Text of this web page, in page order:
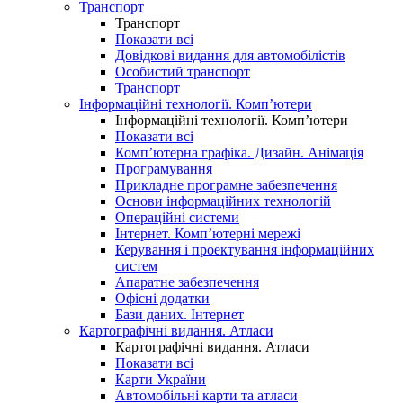
Транспорт
Транспорт
Показати всі
Довідкові видання для автомобілістів
Особистий транспорт
Транспорт
Інформаційні технології. Комп’ютери
Інформаційні технології. Комп’ютери
Показати всі
Комп’ютерна графіка. Дизайн. Анімація
Програмування
Прикладне програмне забезпечення
Основи інформаційних технологій
Операційні системи
Інтернет. Комп’ютерні мережі
Керування і проектування інформаційних
систем
Апаратне забезпечення
Офісні додатки
Бази даних. Інтернет
Картографічні видання. Атласи
Картографічні видання. Атласи
Показати всі
Карти України
Автомобільні карти та атласи